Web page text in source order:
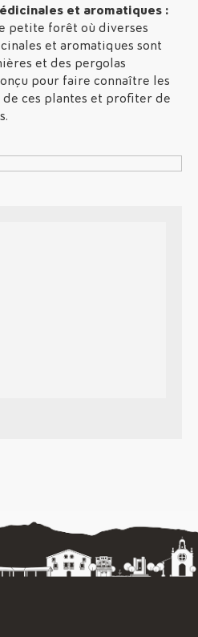
et aromatiques :
petite forêt où diverses
et aromatiques sont
et des pergolas
pour faire connaître les
ces plantes et profiter de